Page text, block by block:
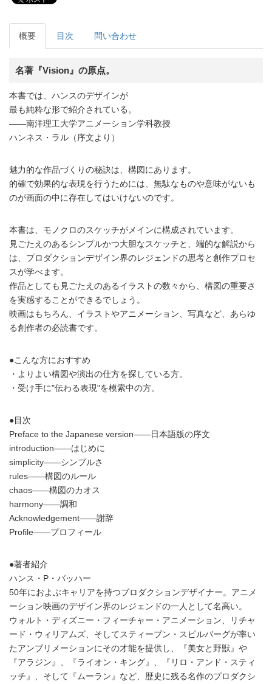
概要 目次 問い合わせ
名著『Vision』の原点。
本書では、ハンスのデザインが
最も純粋な形で紹介されている。
――南洋理工大学アニメーション学科教授
ハンネス・ラル（序文より）
魅力的な作品づくりの秘訣は、構図にあります。
的確で効果的な表現を行うためには、無駄なものや意味がないも
のが画面の中に存在してはいけないのです。
本書は、モノクロのスケッチがメインに構成されています。
見ごたえのあるシンプルかつ大胆なスケッチと、端的な解説から
は、プロダクションデザイン界のレジェンドの思考と創作プロセ
スが学べます。
作品としても見ごたえのあるイラストの数々から、構図の重要さ
を実感することができるでしょう。
映画はもちろん、イラストやアニメーション、写真など、あらゆ
る創作者の必読書です。
●こんな方におすすめ
・よりよい構図や演出の仕方を探している方。
・受け手に"伝わる表現"を模索中の方。
●目次
Preface to the Japanese version――日本語版の序文
introduction――はじめに
simplicity――シンプルさ
rules――構図のルール
chaos――構図のカオス
harmony――調和
Acknowledgement――謝辞
Profile――プロフィール
●著者紹介
ハンス・P・バッハー
50年におよぶキャリアを持つプロダクションデザイナー。アニメ
ーション映画のデザイン界のレジェンドの一人として名高い。
ウォルト・ディズニー・フィーチャー・アニメーション、リチャ
ード・ウィリアムズ、そしてスティーブン・スピルバーグが率い
たアンブリメーションにその才能を提供し、『美女と野獣』や
『アラジン』、『ライオン・キング』、『リロ・アンド・スティ
ッチ』、そして『ムーラン』など、歴史に残る名作のプロダクシ